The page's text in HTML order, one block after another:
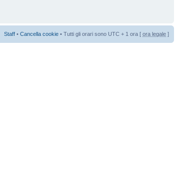
Staff • Cancella cookie • Tutti gli orari sono UTC + 1 ora [ ora legale ]